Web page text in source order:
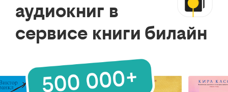
аудиокниг в
сервисе книги билайн